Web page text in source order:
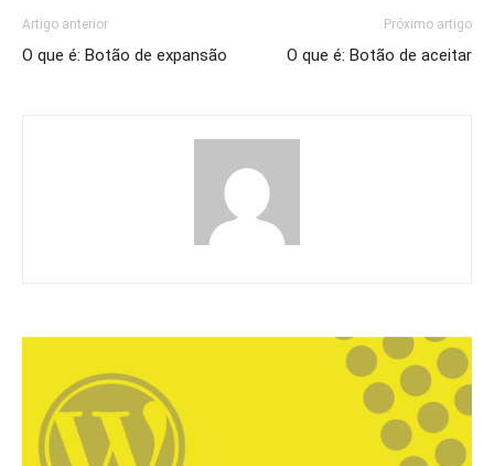
Artigo anterior
O que é: Botão de expansão
Próximo artigo
O que é: Botão de aceitar